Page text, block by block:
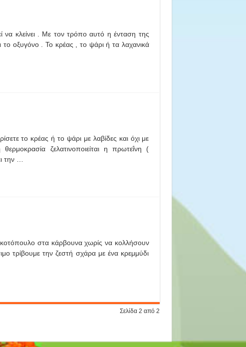
να κλείνει . Με τον τρόπο αυτό η ένταση της
το οξυγόνο . Το κρέας , το ψάρι ή τα λαχανικά
το κρέας ή το ψάρι με λαβίδες και όχι με
ζελατινοποιείται η πρωτεΐνη (
την …
στα κάρβουνα χωρίς να κολλήσουν
τρίβουμε την ζεστή σχάρα με ένα κρεμμύδι
Σελίδα 2 από 2